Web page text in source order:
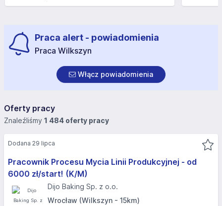
Praca alert - powiadomienia
Praca Wilkszyn
Włącz powiadomienia
Oferty pracy
Znaleźliśmy 1 484 oferty pracy
Pracownik Procesu Mycia Linii Produkcyjnej - od
6000 zł/start! (K/M)​
Dijo Baking Sp. z o.o.
Wrocław (Wilkszyn - 15km)
Dodana 29 lipca